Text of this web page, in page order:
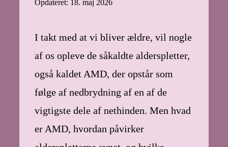
Opdateret: 18. maj 2026
I takt med at vi bliver ældre, vil nogle
af os opleve de såkaldte alderspletter,
også kaldet AMD, der opstår som
følge af nedbrydning af en af de
vigtigste dele af nethinden. Men hvad
er AMD, hvordan påvirker